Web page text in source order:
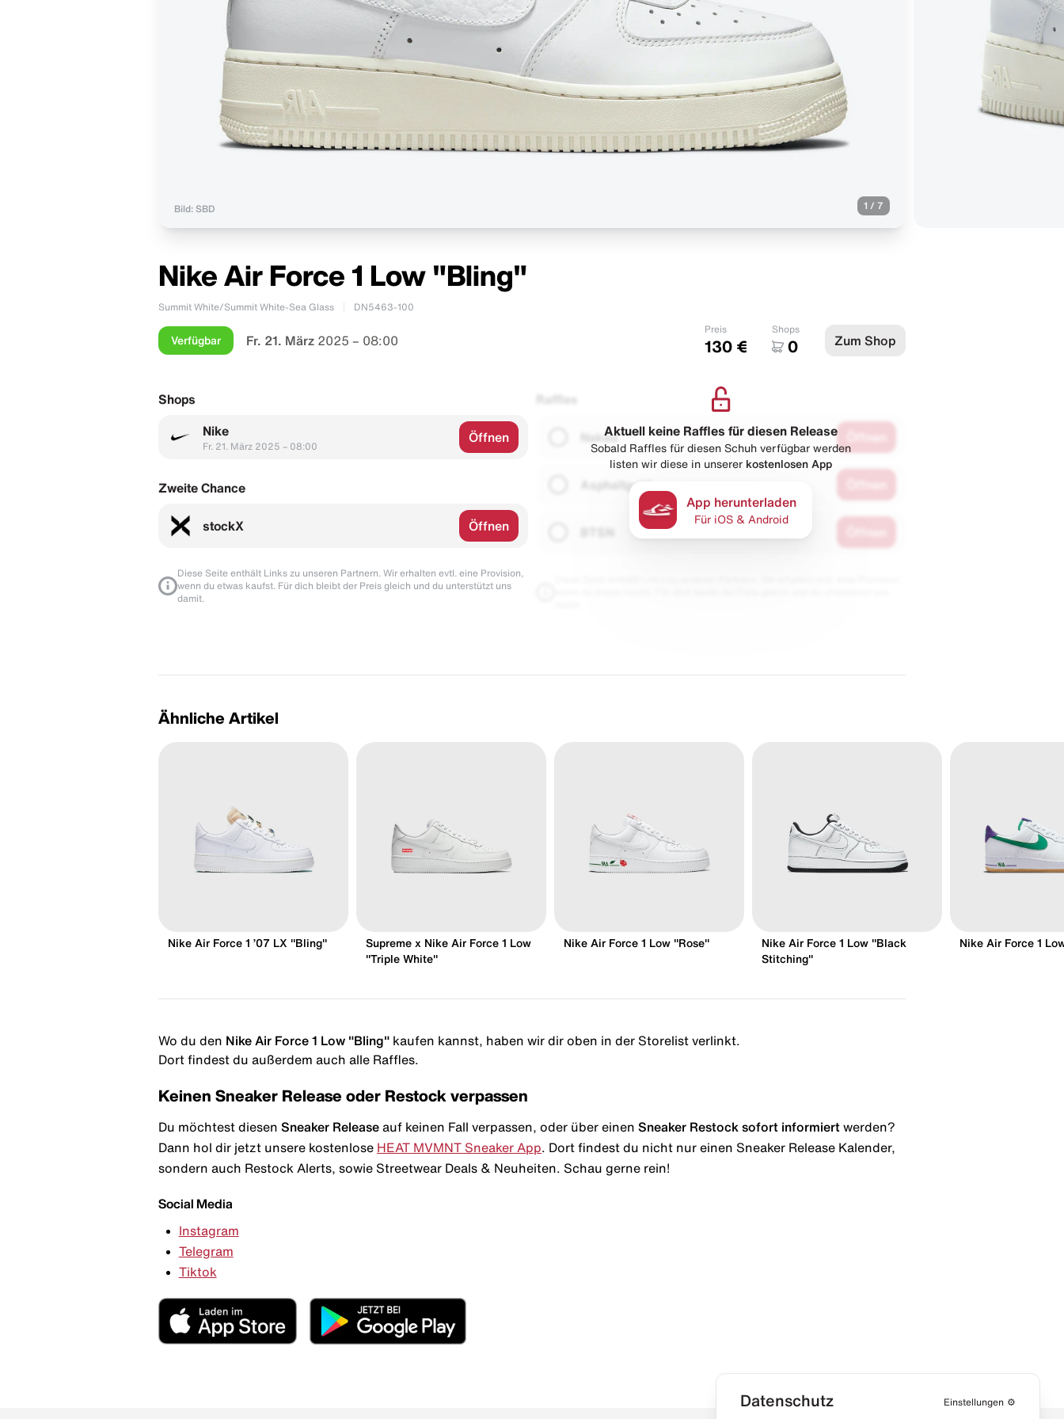
Bild: SBD 1 / 7
Nike Air Force 1 Low "Bling"
Summit White/Summit White-Sea Glass DN5463-100
Verfügbar Fr. 21. März 2025 – 08:00
Preis
130 €
Shops
0 Zum Shop
Shops
Nike
Fr. 21. März 2025 – 08:00
Öffnen
Zweite Chance
stockX Öffnen
Diese Seite enthält Links zu unseren Partnern. Wir erhalten evtl. eine Provision,
wenn du etwas kaufst. Für dich bleibt der Preis gleich und du unterstützt uns
damit.
Raffles
Naked
Asphaltgold
Aktuell keine Raffles für diesen Release
Sobald Raffles für diesen Schuh verfügbar werden
listen wir diese in unserer kostenlosen App
App herunterladen
Für iOS & Android
Ähnliche Artikel
Nike Air Force 1 ’07 LX "Bling"
Supreme x Nike Air Force 1 Low
"Triple White"
Nike Air Force 1 Low "Rose"
Nike Air Force 1 Low "Black
Stitching"
Nike Air Force 1
Wo du den Nike Air Force 1 Low "Bling" kaufen kannst, haben wir dir oben in der Storelist verlinkt.
Dort findest du außerdem auch alle Raffles.
Keinen Sneaker Release oder Restock verpassen
Du möchtest diesen Sneaker Release auf keinen Fall verpassen, oder über einen Sneaker Restock sofort informiert werden?
Dann hol dir jetzt unsere kostenlose HEAT MVMNT Sneaker App . Dort findest du nicht nur einen Sneaker Release Kalender,
sondern auch Restock Alerts, sowie Streetwear Deals & Neuheiten. Schau gerne rein!
Social Media
Instagram
Telegram
Tiktok
Datenschutz Einstellungen ⚙️